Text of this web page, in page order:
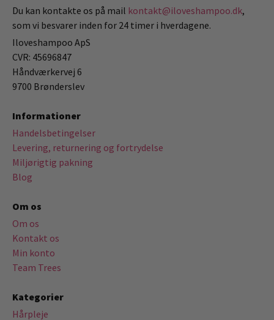
Du kan kontakte os på mail kontakt@iloveshampoo.dk,
som vi besvarer inden for 24 timer i hverdagene.
Iloveshampoo ApS
CVR: 45696847
Håndværkervej 6
9700 Brønderslev
Informationer
Handelsbetingelser
Levering, returnering og fortrydelse
Miljørigtig pakning
Blog
Om os
Om os
Kontakt os
Min konto
Team Trees
Kategorier
Hårpleje